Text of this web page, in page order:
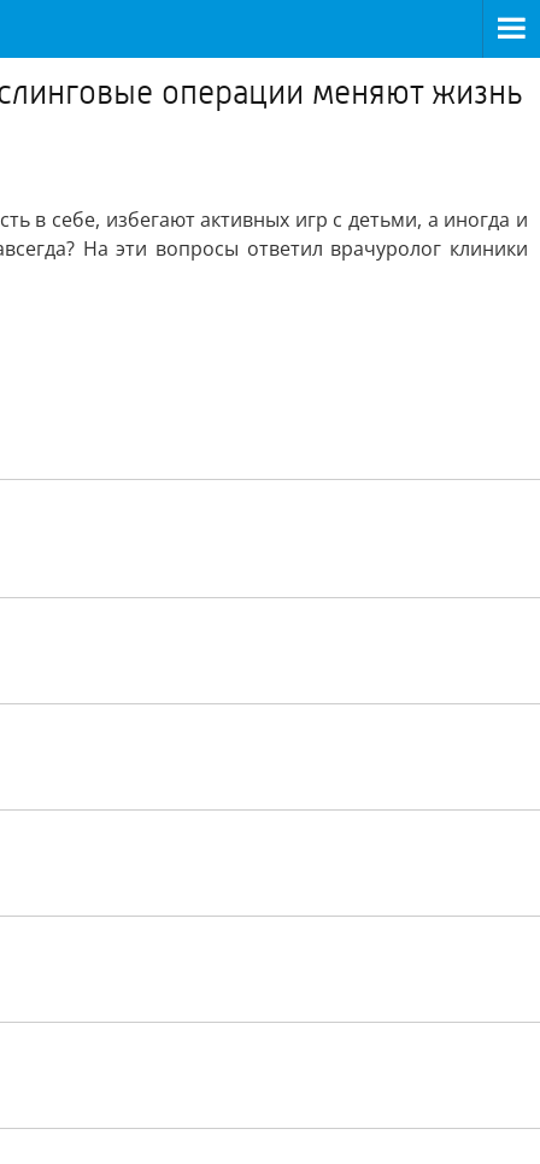
операции меняют жизнь
себе, избегают активных игр с детьми, а иногда и
На эти вопросы ответил врачуролог клиники